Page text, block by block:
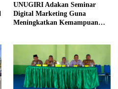
UNUGIRI Adakan Seminar
Digital Marketing Guna
Meningkatkan Kemampuan